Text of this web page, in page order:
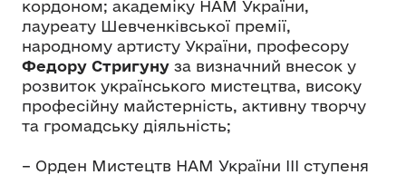
кордоном; академіку НАМ України,
лауреату Шевченківської премії,
народному артисту України, професору
Федору Стригуну за визначний внесок у
розвиток українського мистецтва, високу
професійну майстерність, активну творчу
та громадську діяльність;
– Орден Мистецтв НАМ України ІІІ ступеня